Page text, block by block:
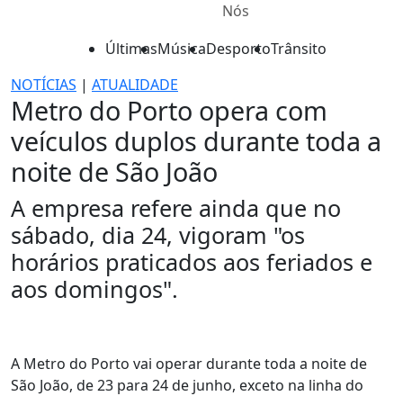
Nós
ÚltimasMúsicaDesportoTrânsito
NOTÍCIAS | ATUALIDADE
Metro do Porto opera com
veículos duplos durante toda a
noite de São João
A empresa refere ainda que no
sábado, dia 24, vigoram "os
horários praticados aos feriados e
aos domingos".
A Metro do Porto vai operar durante toda a noite de
São João, de 23 para 24 de junho, exceto na linha do